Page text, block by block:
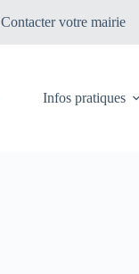
Contacter votre mairie
Infos pratiques